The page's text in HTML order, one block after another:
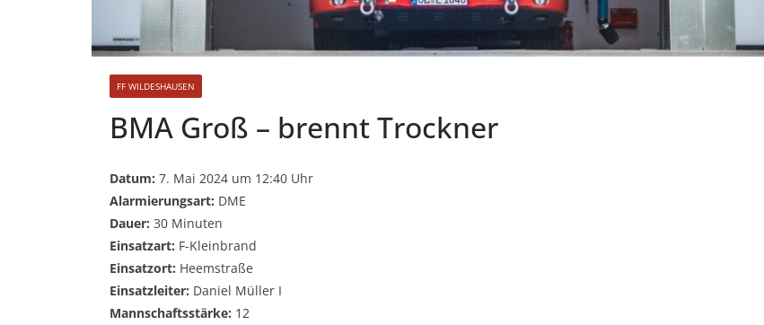
FF WILDESHAUSEN
BMA Groß – brennt Trockner
Datum: 7. Mai 2024 um 12:40 Uhr
Alarmierungsart: DME
Dauer: 30 Minuten
Einsatzart: F-Kleinbrand
Einsatzort: Heemstraße
Einsatzleiter: Daniel Müller I
Mannschaftsstärke: 12